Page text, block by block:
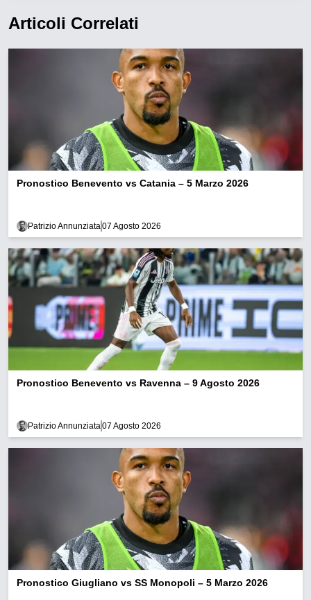
Articoli Correlati
Pronostico Benevento vs Catania – 5 Marzo 2026
Patrizio Annunziata07 Agosto 2026
Pronostico Benevento vs Ravenna – 9 Agosto 2026
Patrizio Annunziata07 Agosto 2026
Pronostico Giugliano vs SS Monopoli – 5 Marzo 2026